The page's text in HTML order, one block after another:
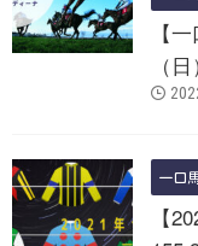
【
（
一口
【